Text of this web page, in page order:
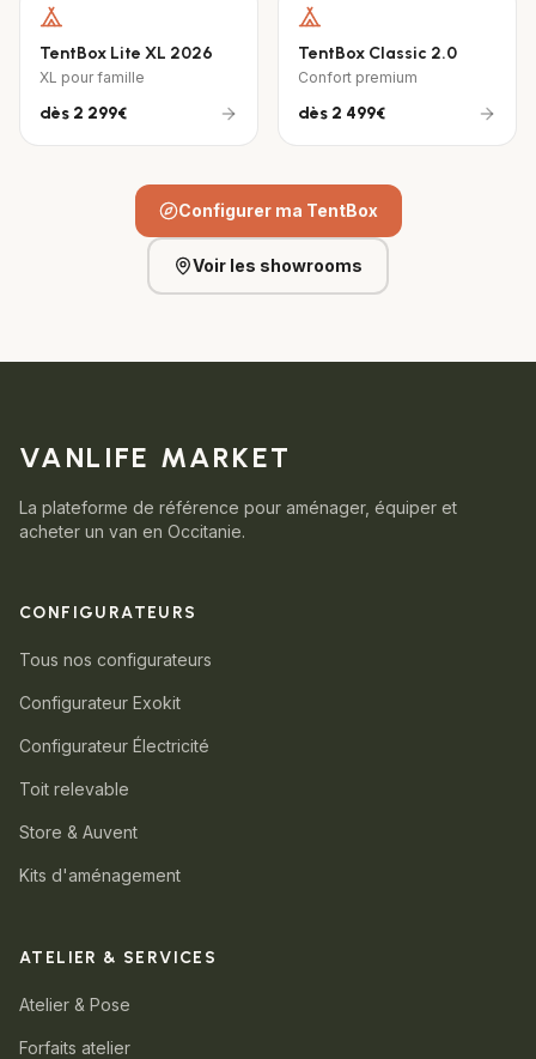
TentBox Lite XL 2026
XL pour famille
dès 2 299€
TentBox Classic 2.0
Confort premium
dès 2 499€
Configurer ma TentBox
Voir les showrooms
VANLIFE MARKET
La plateforme de référence pour aménager, équiper et
acheter un van en Occitanie.
CONFIGURATEURS
Tous nos configurateurs
Configurateur Exokit
Configurateur Électricité
Toit relevable
Store & Auvent
Kits d'aménagement
ATELIER & SERVICES
Atelier & Pose
Forfaits atelier